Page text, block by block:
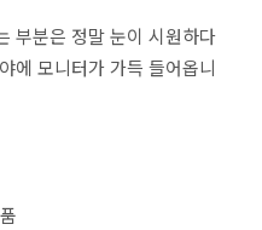
부분은 정말 눈이 시원하다
에 모니터가 가득 들어옵니